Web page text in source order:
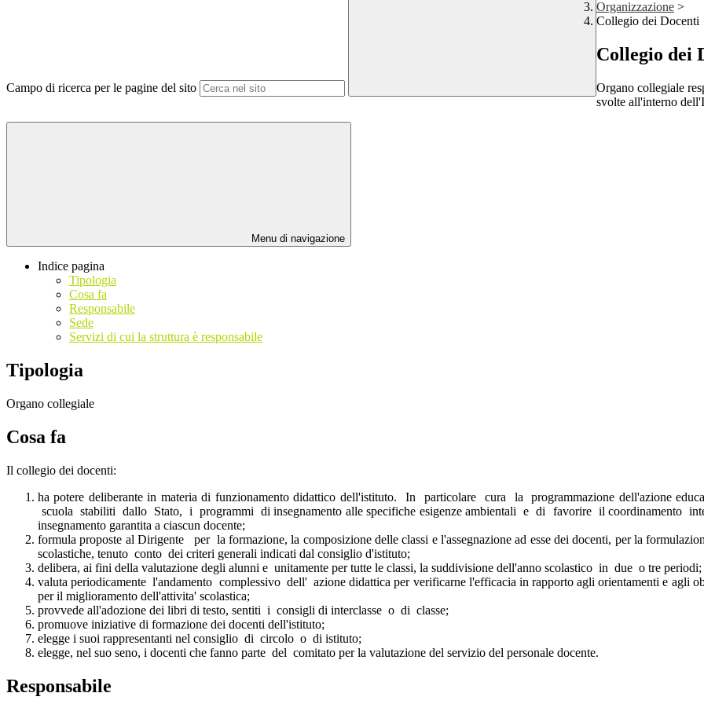
Campo di ricerca per le pagine del sito
Organizzazione >
Collegio dei Docenti
Collegio dei
Organo collegiale
svolte all'interno
Menu di navigazione
Indice pagina
Tipologia
Cosa fa
Responsabile
Sede
Servizi di cui la struttura è responsabile
Tipologia
Organo collegiale
Cosa fa
Il collegio dei docenti:
ha potere deliberante in materia di funzionamento didattico dell'istituto. In particolare cura la programmazione dell'azione
scuola stabiliti dallo Stato, i programmi di insegnamento alle specifiche esigenze ambientali e di favorire il coordinamento
insegnamento garantita a ciascun docente;
formula proposte al Dirigente per la formazione, la composizione delle classi e l'assegnazione ad esse dei docenti, per la
scolastiche, tenuto conto dei criteri generali indicati dal consiglio d'istituto;
delibera, ai fini della valutazione degli alunni e unitamente per tutte le classi, la suddivisione dell'anno scolastico in due o tre periodi;
valuta periodicamente l'andamento complessivo dell' azione didattica per verificarne l'efficacia in rapporto agli orientamenti e agli
per il miglioramento dell'attivita' scolastica;
provvede all'adozione dei libri di testo, sentiti i consigli di interclasse o di classe;
promuove iniziative di formazione dei docenti dell'istituto;
elegge i suoi rappresentanti nel consiglio di circolo o di istituto;
elegge, nel suo seno, i docenti che fanno parte del comitato per la valutazione del servizio del personale docente.
Responsabile